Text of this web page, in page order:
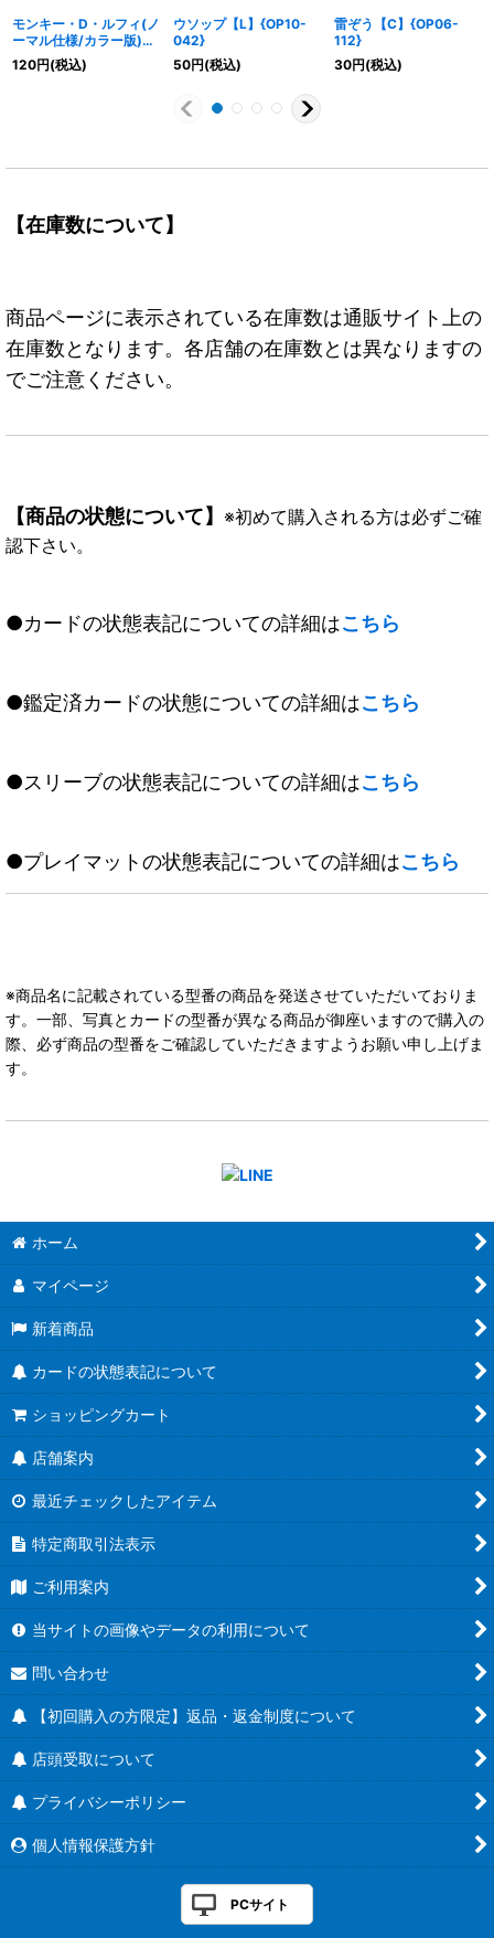
モンキー・D・ルフィ(ノ
ーマル仕様/カラー版)
【C】{ST13-014}
120円(税込)
ウソップ【L】{OP10-
042}
50円(税込)
雷ぞう【C】{OP06-
112}
30円(税込)
【在庫数について】
商品ページに表示されている在庫数は通販サイト上の
在庫数となります。各店舗の在庫数とは異なりますの
でご注意ください。
【商品の状態について】 ※初めて購入される方は必ずご確
認下さい。
●カードの状態表記についての詳細はこちら
●鑑定済カードの状態についての詳細はこちら
●スリーブの状態表記についての詳細はこちら
●プレイマットの状態表記についての詳細はこちら
※商品名に記載されている型番の商品を発送させていただいておりま
す。一部、写真とカードの型番が異なる商品が御座いますので購入の
際、必ず商品の型番をご確認していただきますようお願い申し上げま
す。
ホーム
マイページ
新着商品
カードの状態表記について
ショッピングカート
店舗案内
最近チェックしたアイテム
特定商取引法表示
ご利用案内
当サイトの画像やデータの利用について
問い合わせ
【初回購入の方限定】返品・返金制度について
店頭受取について
プライバシーポリシー
個人情報保護方針
PCサイト